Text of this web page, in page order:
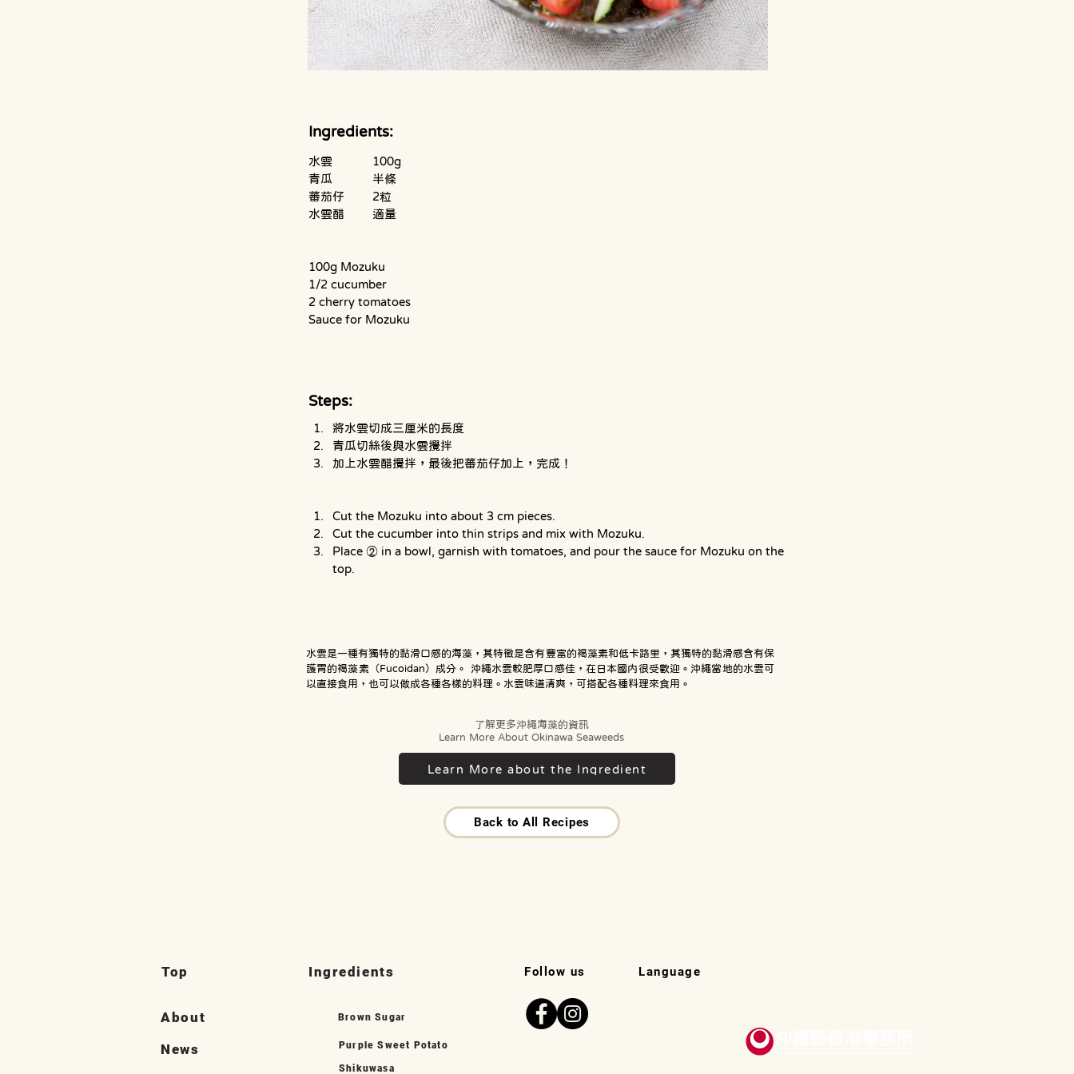
Ingredients:
水雲	 	100g
青瓜		半條
蕃茄仔	2粒
水雲醋 	適量
100g Mozuku
1/2 cucumber
2 cherry tomatoes
Sauce for Mozuku
Steps:
將水雲切成三厘米的長度
青瓜切絲後與水雲攪拌
加上水雲醋攪拌，最後把蕃茄仔加上，完成！
Cut the Mozuku into about 3 cm pieces.
Cut the cucumber into thin strips and mix with Mozuku.
Place ② in a bowl, garnish with tomatoes, and pour the sauce for Mozuku on the
top.
水雲是一種有獨特的黏滑口感的海藻，其特徵是含有豐富的褐藻素和低卡路里，其獨特的黏滑感含有保
護胃的褐藻素（Fucoidan）成分。 沖繩水雲較肥厚口感佳，在日本國内很受歡迎。沖繩當地的水雲可
以直接食用，也可以做成各種各樣的料理。水雲味道清爽，可搭配各種料理來食用。
了解更多沖繩海藻的資訊
Learn More About Okinawa Seaweeds
Learn More about the Ingredient
Back to All Recipes
Top Ingredients
About Brown Sugar
News
Purple Sweet Potato
Shikuwasa
Follow us Language